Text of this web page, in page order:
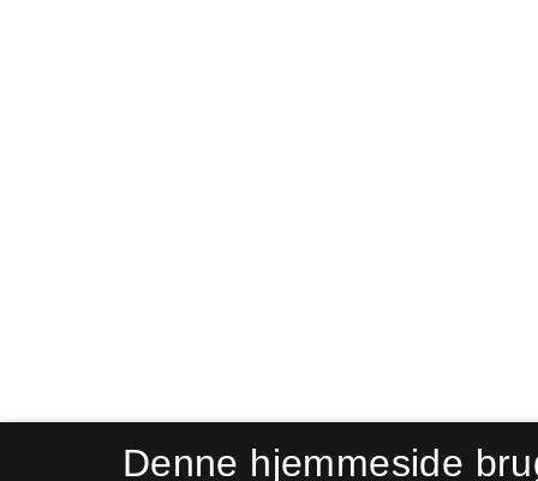
Denne hjemmeside